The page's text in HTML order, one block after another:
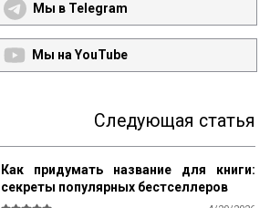
Мы в Telegram
Мы на YouTube
Следующая статья
Как придумать название для книги:
секреты популярных бестселлеров